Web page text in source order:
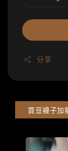
分享
買豆襪子加